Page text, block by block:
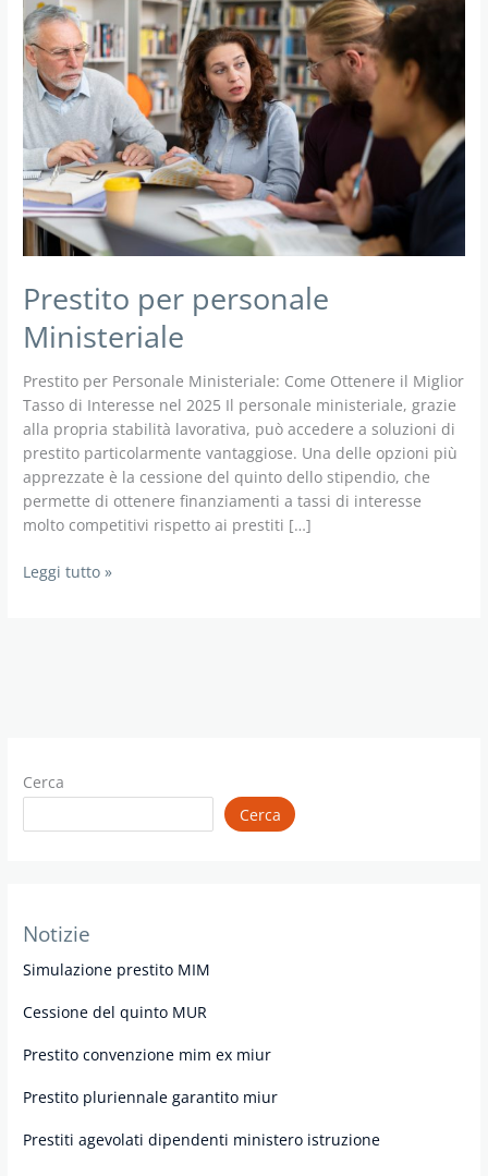
Cerca
Cerca
Notizie
Simulazione prestito MIM
Cessione del quinto MUR
Prestito convenzione mim ex miur
Prestito pluriennale garantito miur
Prestiti agevolati dipendenti ministero istruzione
Prestito per personale
Ministeriale
Prestito per Personale Ministeriale: Come Ottenere il Miglior
Tasso di Interesse nel 2025 Il personale ministeriale, grazie
alla propria stabilità lavorativa, può accedere a soluzioni di
prestito particolarmente vantaggiose. Una delle opzioni più
apprezzate è la cessione del quinto dello stipendio, che
permette di ottenere finanziamenti a tassi di interesse
molto competitivi rispetto ai prestiti […]
Prestito
Leggi tutto »